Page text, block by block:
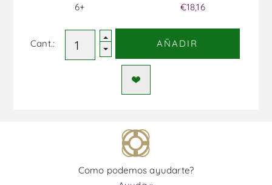
6+
€18,16
Cant.: AÑADIR
Como podemos ayudarte?